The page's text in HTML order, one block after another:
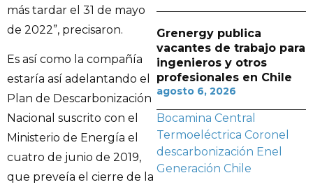
más tardar el 31 de mayo
de 2022”, precisaron.
Es así como la compañía
estaría así adelantando el
Plan de Descarbonización
Nacional suscrito con el
Ministerio de Energía el
cuatro de junio de 2019,
que preveía el cierre de la
Grenergy publica
vacantes de trabajo para
ingenieros y otros
profesionales en Chile
agosto 6, 2026
Bocamina Central
Termoeléctrica Coronel
descarbonización Enel
Generación Chile